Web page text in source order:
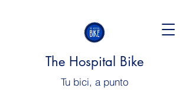
The Hospital Bike
Tu bici, a punto